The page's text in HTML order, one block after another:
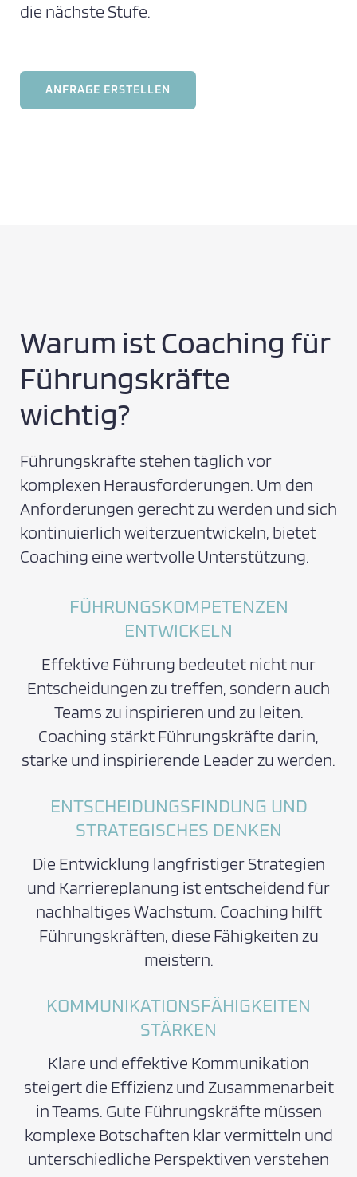
die nächste Stufe.
ANFRAGE ERSTELLEN
Warum ist Coaching für
Führungskräfte
wichtig?
Führungskräfte stehen täglich vor
komplexen Herausforderungen. Um den
Anforderungen gerecht zu werden und sich
kontinuierlich weiterzuentwickeln, bietet
Coaching eine wertvolle Unterstützung.
FÜHRUNGSKOMPETENZEN
ENTWICKELN
Effektive Führung bedeutet nicht nur
Entscheidungen zu treffen, sondern auch
Teams zu inspirieren und zu leiten.
Coaching stärkt Führungskräfte darin,
starke und inspirierende Leader zu werden.
ENTSCHEIDUNGSFINDUNG UND
STRATEGISCHES DENKEN
Die Entwicklung langfristiger Strategien
und Karriereplanung ist entscheidend für
nachhaltiges Wachstum. Coaching hilft
Führungskräften, diese Fähigkeiten zu
meistern.
KOMMUNIKATIONSFÄHIGKEITEN
STÄRKEN
Klare und effektive Kommunikation
steigert die Effizienz und Zusammenarbeit
in Teams. Gute Führungskräfte müssen
komplexe Botschaften klar vermitteln und
unterschiedliche Perspektiven verstehen